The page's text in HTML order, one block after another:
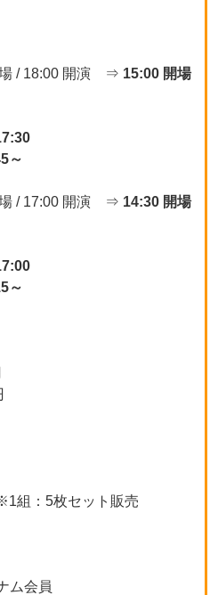
/ 18:00 開演 ⇒ 15:00 開場
～
/ 17:00 開演 ⇒ 14:30 開場
～
組：5枚セット販売
ム会員